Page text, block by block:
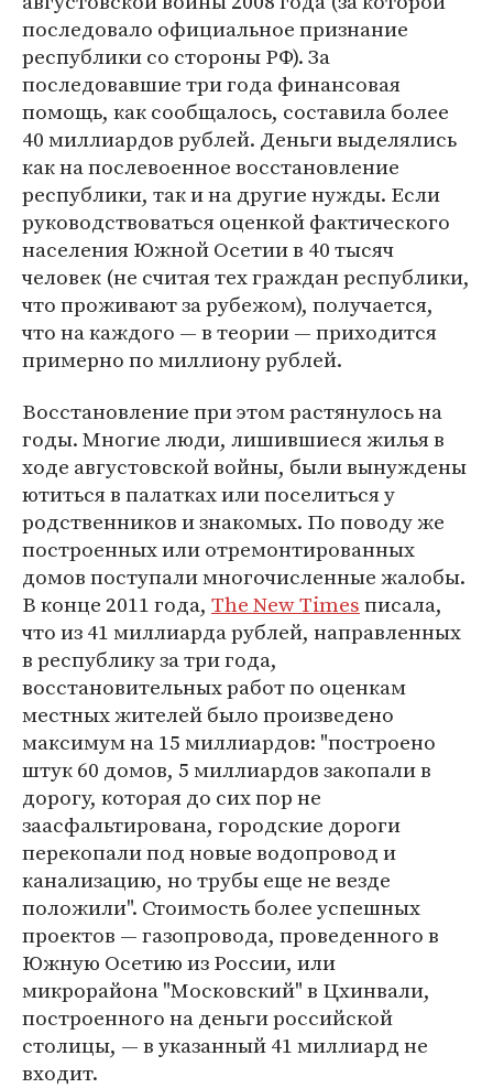
последовало официальное признание
республики со стороны РФ). За
последовавшие три года финансовая
помощь, как сообщалось, составила более
40 миллиардов рублей. Деньги выделялись
как на послевоенное восстановление
республики, так и на другие нужды. Если
руководствоваться оценкой фактического
населения Южной Осетии в 40 тысяч
человек (не считая тех граждан республики,
что проживают за рубежом), получается,
что на каждого — в теории — приходится
примерно по миллиону рублей.
Восстановление при этом растянулось на
годы. Многие люди, лишившиеся жилья в
ходе августовской войны, были вынуждены
ютиться в палатках или поселиться у
родственников и знакомых. По поводу же
построенных или отремонтированных
домов поступали многочисленные жалобы.
В конце 2011 года, The New Timesписала,
что из 41 миллиарда рублей, направленных
в республику за три года,
восстановительных работ по оценкам
местных жителей было произведено
максимум на 15 миллиардов: "построено
штук 60 домов, 5 миллиардов закопали в
дорогу, которая до сих пор не
заасфальтирована, городские дороги
перекопали под новые водопровод и
канализацию, но трубы еще не везде
положили". Стоимость более успешных
проектов — газопровода, проведенного в
Южную Осетию из России, или
микрорайона "Московский" в Цхинвали,
построенного на деньги российской
столицы, — в указанный 41 миллиард не
входит.